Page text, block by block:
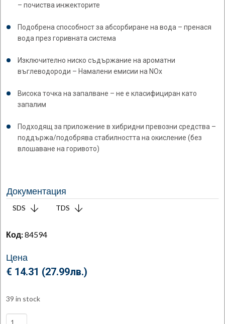
– почиства инжекторите
Подобрена способност за абсорбиране на вода – пренася
вода през горивната система
Изключително ниско съдържание на ароматни
въглеводороди – Намалени емисии на NOx
Висока точка на запалване – не е класифициран като
запалим
Подходящ за приложение в хибридни превозни средства –
поддържа/подобрява стабилността на окисление (без
влошаване на горивото)
Документация
SDS TDS
Код:84594
Цена
€ 14.31 (27.99лв.)
39 in stock
Petrol